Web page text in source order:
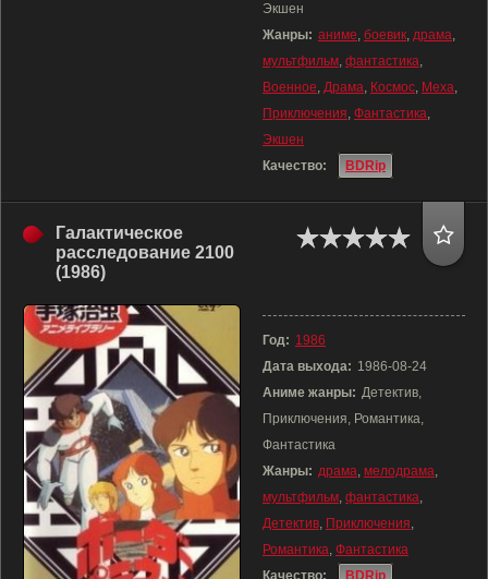
Экшен
Жанры: аниме, боевик, драма,
мультфильм, фантастика,
Военное, Драма, Космос, Меха,
Приключения, Фантастика,
Экшен
Качество:
BDRip
Галактическое
расследование 2100
(1986)
Год: 1986
Дата выхода: 1986-08-24
Аниме жанры: Детектив,
Приключения, Романтика,
Фантастика
Жанры: драма, мелодрама,
мультфильм, фантастика,
Детектив, Приключения,
Романтика, Фантастика
Качество:
BDRip